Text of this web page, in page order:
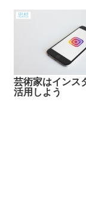
思想
芸術家はインス
活用しよう